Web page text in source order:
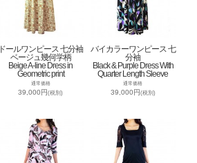
ドールワンピース 七分袖
ベージュ幾何学柄
Beige A-line Dress in
Geometric print
通常価格
39,000円(税別)
バイカラーワンピース 七
分袖
Black & Purple Dress With
Quarter Length Sleeve
通常価格
39,000円(税別)